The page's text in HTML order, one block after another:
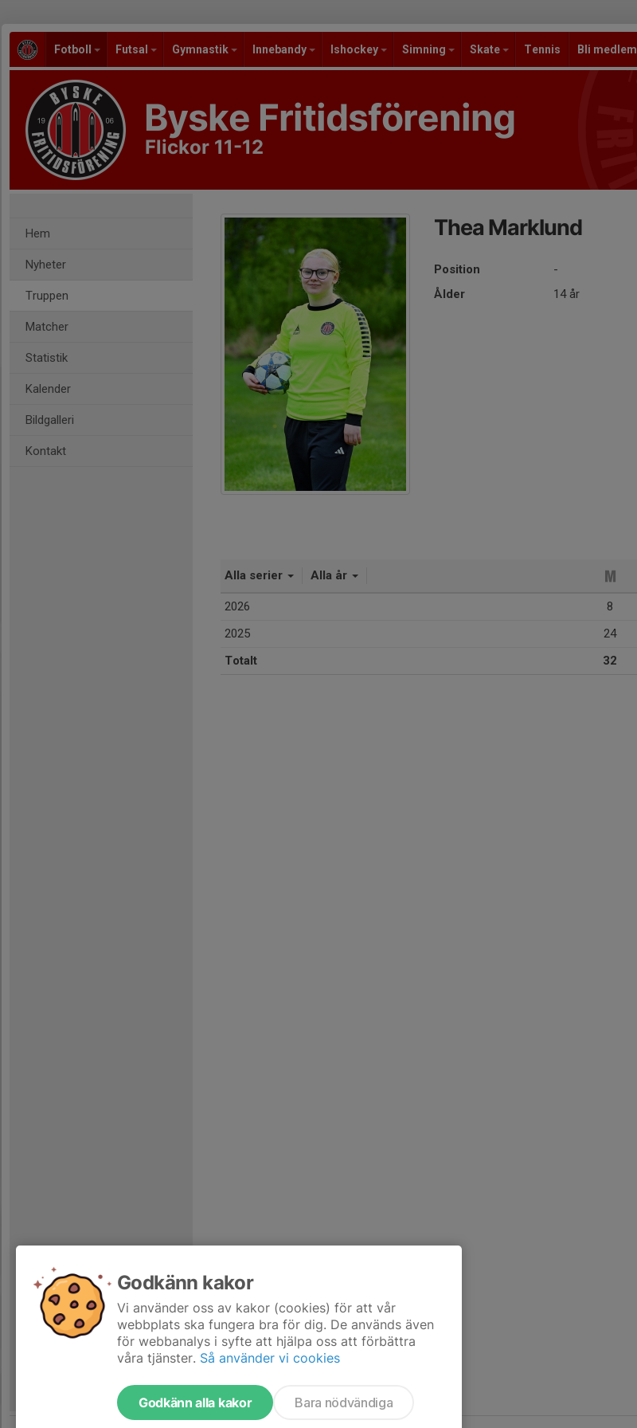
Fotboll Futsal Gymnastik Innebandy Ishockey Simning Skate Tennis Bli medlem
Byske Fritidsförening
Flickor 11-12
Hem
Nyheter
Truppen
Matcher
Statistik
Kalender
Bildgalleri
Kontakt
Thea Marklund
Position
-
Ålder
14 år
Alla serier Alla år
2026 8
2025
24
Totalt
32
Godkänn kakor
Vi använder oss av kakor (cookies) för att vår
webbplats ska fungera bra för dig. De används även
för webbanalys i syfte att hjälpa oss att förbättra
våra tjänster. Så använder vi cookies
Godkänn alla kakor Bara nödvändiga